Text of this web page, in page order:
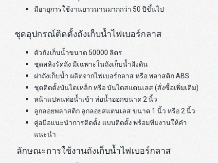
มีอายุการใช้งานยาวนานมากกว่า 50 ปีขึ้นไป
ชุดอุปกรณ์ติดตั้งถังเก็บน้ำไฟเบอร์กลาส
ตัวถังเก็บน้ำขนาด 50000 ลิตร
ชุดสลิงรัดถัง มีเฉพาะในถังเก็บน้ำฝังดิน
ฝาถังเก็บน้ำ ผลิตจากไฟเบอร์กลาส หรือ พลาสติก ABS
ชุดติดตั้งบันไดเหล็ก หรือ บันไดสแตนเลส (สั่งซื้อเพิ่มเติม)
หน้าแปลนท่อน้ำเข้า ท่อน้ำออกขนาด 2 นิ้ว
ลูกลอยพลาสติก ลูกลอยสแตนเลส ขนาด 1 นิ้ว หรือ 2 นิ้ว
คู่อมือแนะนำการติดตั้ง แบบติดตั้ง พร้อมทีมงานให้คำ
แนะนำ
ลักษณะการใช้งานถังเก็บน้ำไฟเบอร์กลาส